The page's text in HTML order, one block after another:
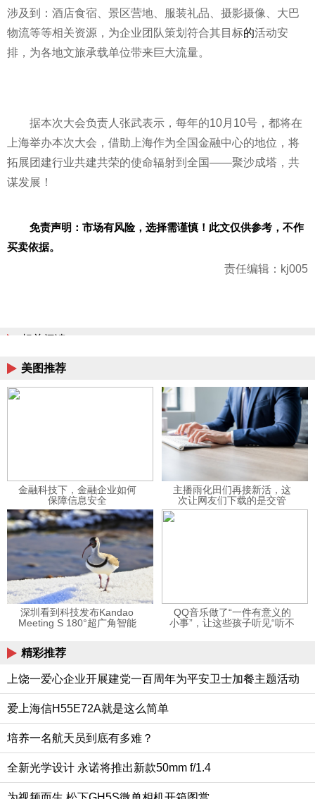
涉及到：酒店食宿、景区营地、服装礼品、摄影摄像、大巴
物流等等相关资源，为企业团队策划符合其目标的活动安
排，为各地文旅承载单位带来巨大流量。
据本次大会负责人张武表示，每年的10月10号，都将在
上海举办本次大会，借助上海作为全国金融中心的地位，将
拓展团建行业共建共荣的使命辐射到全国——聚沙成塔，共
谋发展！
免责声明：市场有风险，选择需谨慎！此文仅供参考，不作
买卖依据。
责任编辑：kj005
相关阅读
美图推荐
金融科技下，金融企业如何
保障信息安全
主播雨化田们再接新活，这
次让网友们下载的是交管
12123APP
深圳看到科技发布Kandao
Meeting S 180°超广角智能
QQ音乐做了“一件有意义的
小事”，让这些孩子听见“听不
精彩推荐
上饶一爱心企业开展建党一百周年为平安卫士加餐主题活动
爱上海信H55E72A就是这么简单
培养一名航天员到底有多难？
全新光学设计 永诺将推出新款50mm f/1.4